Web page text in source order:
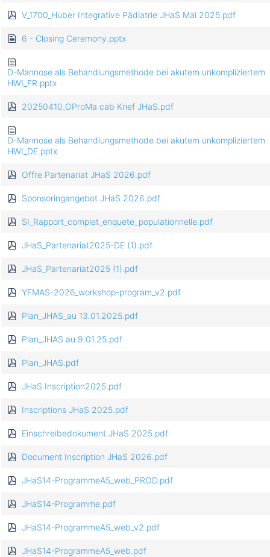
V_1700_Huber Integrative Pädiatrie JHaS Mai 2025.pdf
6 - Closing Ceremony.pptx
D-Mannose als Behandlungsmethode bei akutem unkompliziertem
HWI_FR.pptx
20250410_OProMa cab Krief JHaS.pdf
D-Mannose als Behandlungsmethode bei akutem unkompliziertem
HWI_DE.pptx
Offre Partenariat JHaS 2026.pdf
Sponsoringangebot JHaS 2026.pdf
SI_Rapport_complet_enquete_populationnelle.pdf
JHaS_Partenariat2025-DE (1).pdf
JHaS_Partenariat2025 (1).pdf
YFMAS-2026_workshop-program_v2.pdf
Plan_JHAS_au 13.01.2025.pdf
Plan_JHAS au 9.01.25.pdf
Plan_JHAS.pdf
JHaS Inscription2025.pdf
Inscriptions JHaS 2025.pdf
Einschreibedokument JHaS 2025.pdf
Document Inscription JHaS 2026.pdf
JHaS14-ProgrammeA5_web_PROD.pdf
JHaS14-Programme.pdf
JHaS14-ProgrammeA5_web_v2.pdf
JHaS14-ProgrammeA5_web.pdf